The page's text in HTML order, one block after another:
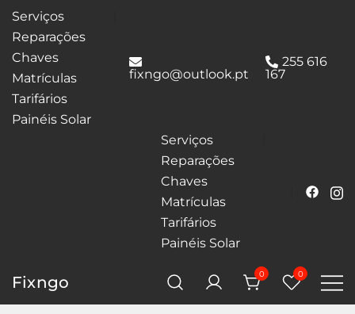
Serviços
Reparações
Chaves
Matrículas
Tarifários
Painéis Solar
fixngo@outlook.pt
255 616
167
Serviços
Reparações
Chaves
Matrículas
Tarifários
Painéis Solar
Fixngo 0 0